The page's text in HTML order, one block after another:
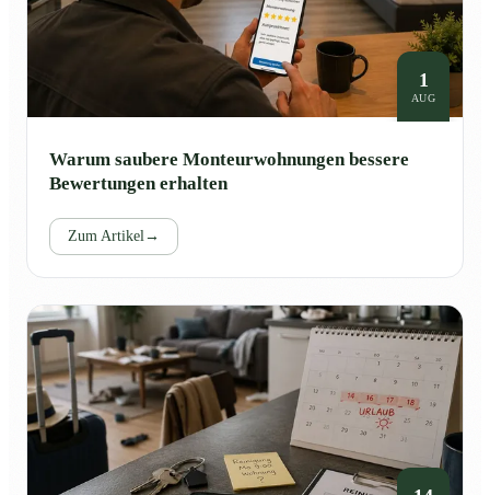
1
AUG
Warum saubere Monteurwohnungen bessere
Bewertungen erhalten
Zum Artikel→